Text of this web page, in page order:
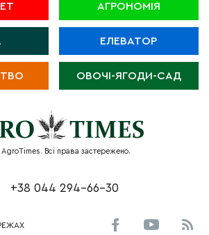
АГРОНОМІЯ
ЕЛЕВАТОР
ОВОЧІ-ЯГОДИ-САД
Всі права застережено.
+38 044 294-66-30